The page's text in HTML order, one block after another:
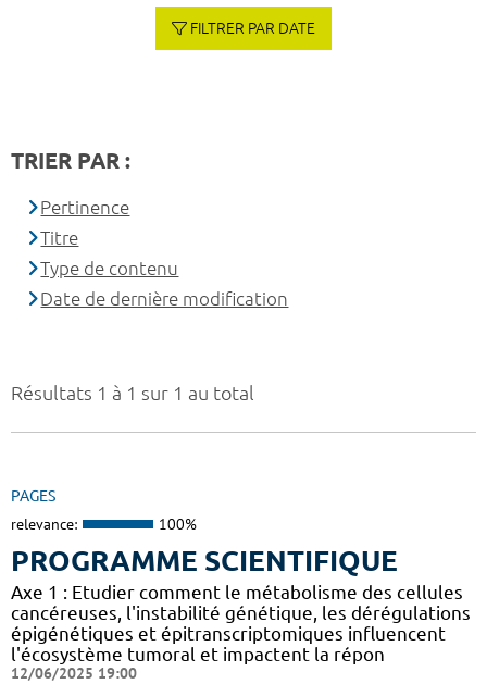
Résultats 1 à 1 sur 1 au total
PAGES
relevance: 100%
PROGRAMME SCIENTIFIQUE
Axe 1 : Etudier comment le métabolisme des cellules
cancéreuses, l'instabilité génétique, les dérégulations
épigénétiques et épitranscriptomiques influencent
l'écosystème tumoral et impactent la répon
12/06/2025 19:00
FILTRER PAR DATE
TRIER PAR :
Pertinence
Titre
Type de contenu
Date de dernière modification